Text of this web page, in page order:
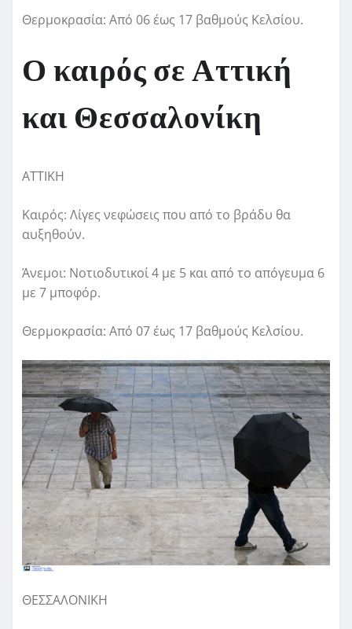
Θερμοκρασία: Από 06 έως 17 βαθμούς Κελσίου.
Ο καιρός σε Αττική
και Θεσσαλονίκη
ΑΤΤΙΚΗ
Καιρός: Λίγες νεφώσεις που από το βράδυ θα
αυξηθούν.
Άνεμοι: Νοτιοδυτικοί 4 με 5 και από το απόγευμα 6
με 7 μποφόρ.
Θερμοκρασία: Από 07 έως 17 βαθμούς Κελσίου.
ΘΕΣΣΑΛΟΝΙΚΗ